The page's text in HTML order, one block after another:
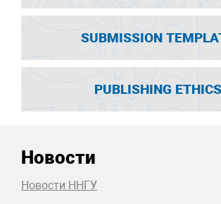
SUBMISSION
PUBLISHING ETHICS
Новости
Новости ННГУ